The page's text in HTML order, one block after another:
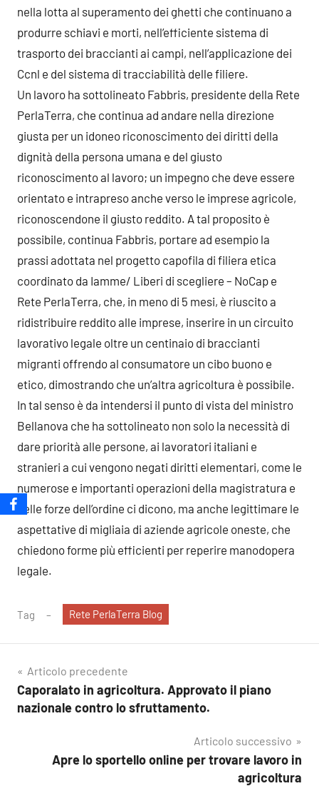
nella lotta al superamento dei ghetti che continuano a
produrre schiavi e morti, nell’efficiente sistema di
trasporto dei braccianti ai campi, nell’applicazione dei
Ccnl e del sistema di tracciabilità delle filiere.
Un lavoro ha sottolineato Fabbris, presidente della Rete
PerlaTerra, che continua ad andare nella direzione
giusta per un idoneo riconoscimento dei diritti della
dignità della persona umana e del giusto
riconoscimento al lavoro; un impegno che deve essere
orientato e intrapreso anche verso le imprese agricole,
riconoscendone il giusto reddito. A tal proposito è
possibile, continua Fabbris, portare ad esempio la
prassi adottata nel progetto capofila di filiera etica
coordinato da Iamme/ Liberi di scegliere – NoCap e
Rete PerlaTerra, che, in meno di 5 mesi, è riuscito a
ridistribuire reddito alle imprese, inserire in un circuito
lavorativo legale oltre un centinaio di braccianti
migranti offrendo al consumatore un cibo buono e
etico, dimostrando che un’altra agricoltura è possibile.
In tal senso è da intendersi il punto di vista del ministro
Bellanova che ha sottolineato non solo la necessità di
dare priorità alle persone, ai lavoratori italiani e
stranieri a cui vengono negati diritti elementari, come le
numerose e importanti operazioni della magistratura e
delle forze dell’ordine ci dicono, ma anche legittimare le
aspettative di migliaia di aziende agricole oneste, che
chiedono forme più efficienti per reperire manodopera
legale.
Tag Rete PerlaTerra Blog
Navigazione
articoli
Articolo precedente
Caporalato in agricoltura. Approvato il piano
nazionale contro lo sfruttamento.
Articolo successivo
Apre lo sportello online per trovare lavoro in
agricoltura